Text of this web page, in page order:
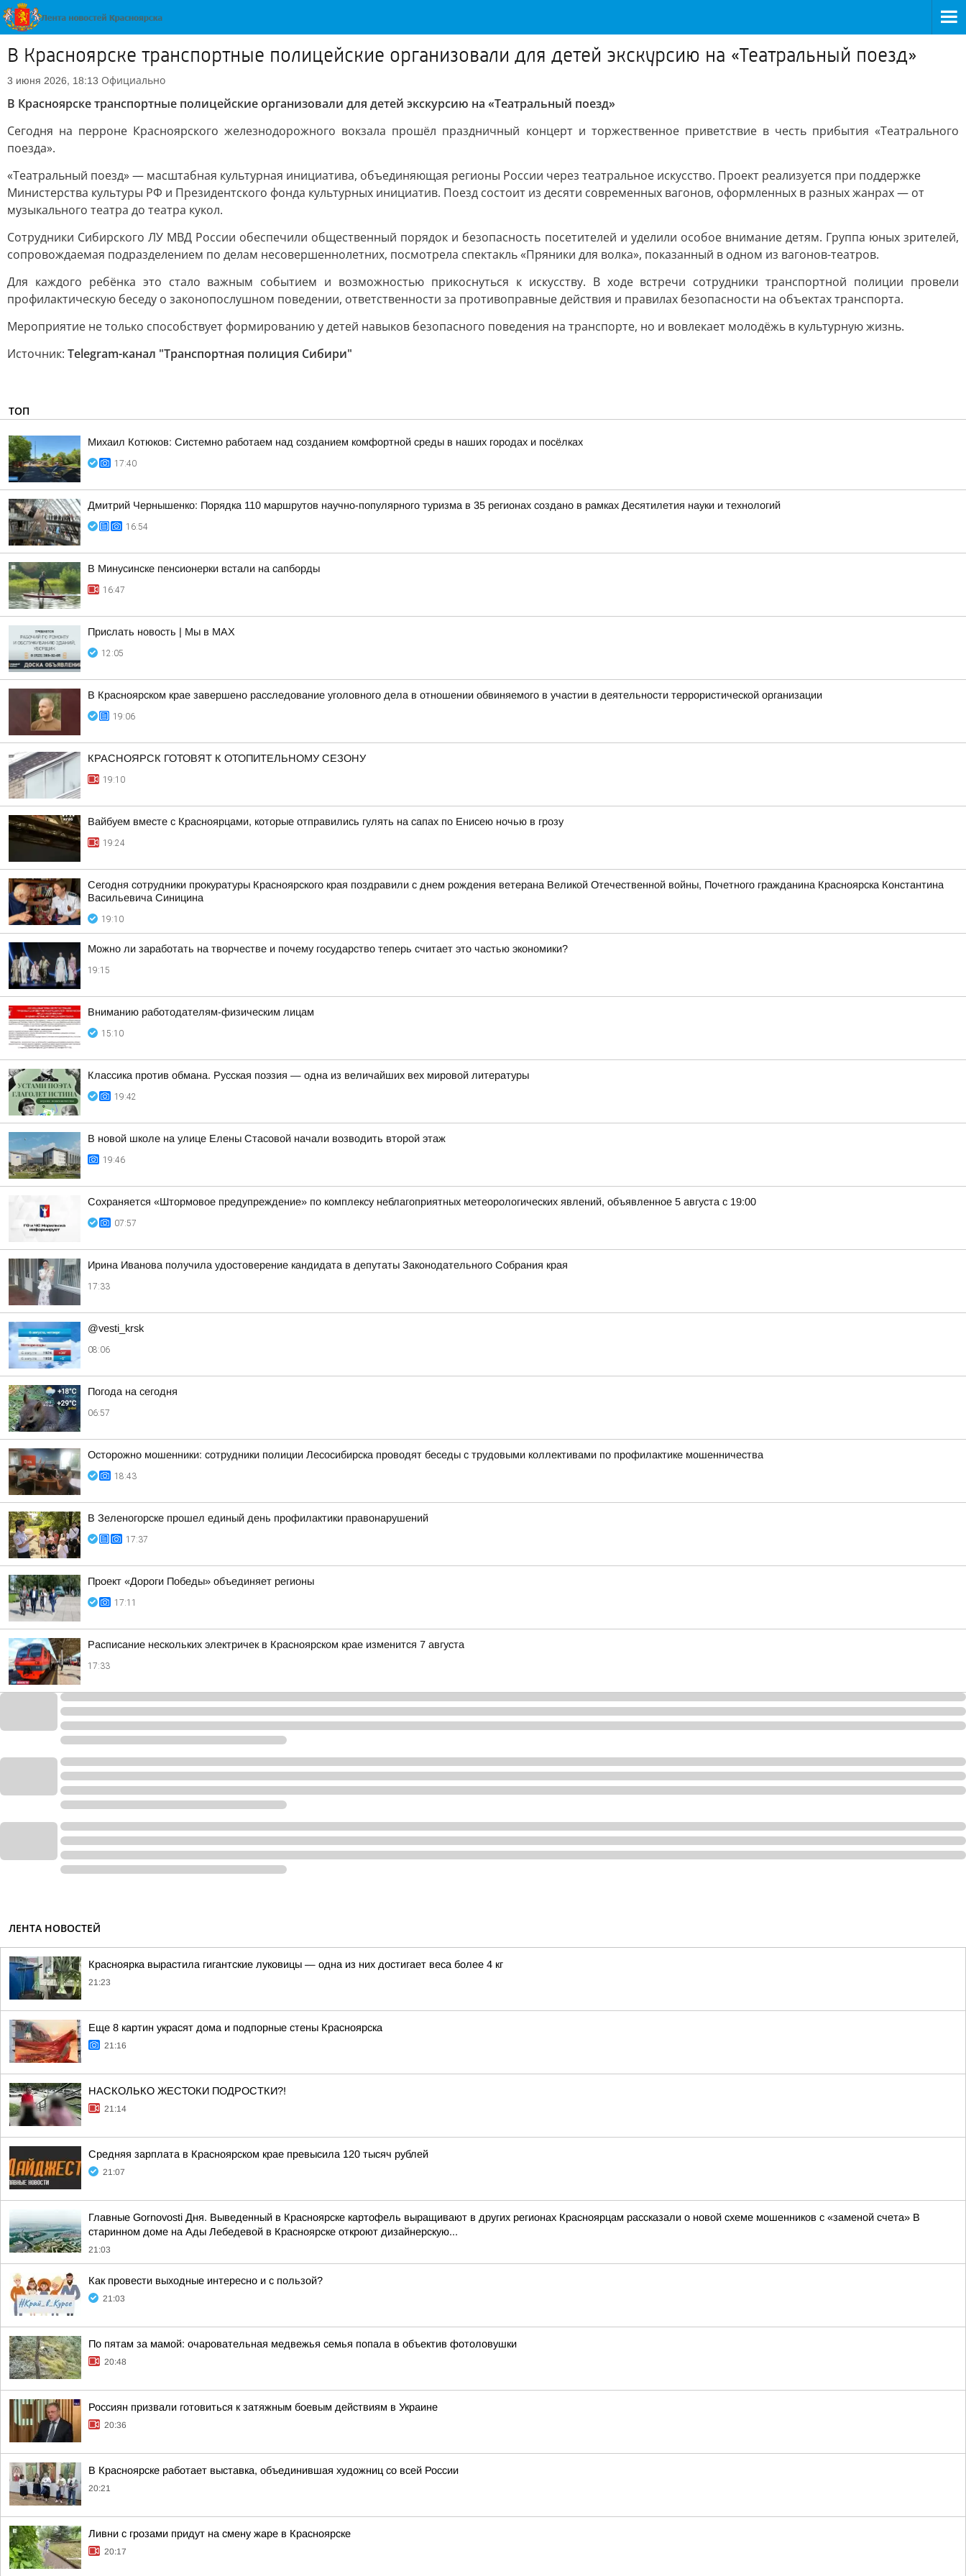
В Красноярске транспортные полицейские организовали для детей экскурсию на «Театральный поезд»
3 июня 2026, 18:13 Официально
В Красноярске транспортные полицейские организовали для детей экскурсию на «Театральный поезд»
Сегодня на перроне Красноярского железнодорожного вокзала прошёл праздничный концерт и торжественное приветствие в честь прибытия «Театрального
поезда».
«Театральный поезд» — масштабная культурная инициатива, объединяющая регионы России через театральное искусство. Проект реализуется при поддержке
Министерства культуры РФ и Президентского фонда культурных инициатив. Поезд состоит из десяти современных вагонов, оформленных в разных жанрах — от
музыкального театра до театра кукол.
Сотрудники Сибирского ЛУ МВД России обеспечили общественный порядок и безопасность посетителей и уделили особое внимание детям. Группа юных зрителей,
сопровождаемая подразделением по делам несовершеннолетних, посмотрела спектакль «Пряники для волка», показанный в одном из вагонов-театров.
Для каждого ребёнка это стало важным событием и возможностью прикоснуться к искусству. В ходе встречи сотрудники транспортной полиции провели
профилактическую беседу о законопослушном поведении, ответственности за противоправные действия и правилах безопасности на объектах транспорта.
Мероприятие не только способствует формированию у детей навыков безопасного поведения на транспорте, но и вовлекает молодёжь в культурную жизнь.
Источник: Telegram-канал "Транспортная полиция Сибири"
ТОП
Михаил Котюков: Системно работаем над созданием комфортной среды в наших городах и посёлках
17:40
Дмитрий Чернышенко: Порядка 110 маршрутов научно-популярного туризма в 35 регионах создано в рамках Десятилетия науки и технологий
16:54
В Минусинске пенсионерки встали на сапборды
16:47
Прислать новость | Мы в MAX
12:05
В Красноярском крае завершено расследование уголовного дела в отношении обвиняемого в участии в деятельности террористической организации
19:06
КРАСНОЯРСК ГОТОВЯТ К ОТОПИТЕЛЬНОМУ СЕЗОНУ
19:10
Вайбуем вместе с Красноярцами, которые отправились гулять на сапах по Енисею ночью в грозу
19:24
Сегодня сотрудники прокуратуры Красноярского края поздравили с днем рождения ветерана Великой Отечественной войны, Почетного гражданина Красноярска Константина
Васильевича Синицина
19:10
Можно ли заработать на творчестве и почему государство теперь считает это частью экономики?
19:15
Вниманию работодателям-физическим лицам
15:10
Классика против обмана. Русская поэзия — одна из величайших вех мировой литературы
19:42
В новой школе на улице Елены Стасовой начали возводить второй этаж
19:46
Сохраняется «Штормовое предупреждение» по комплексу неблагоприятных метеорологических явлений, объявленное 5 августа с 19:00
07:57
Ирина Иванова получила удостоверение кандидата в депутаты Законодательного Собрания края
17:33
@vesti_krsk
08:06
Погода на сегодня
06:57
Осторожно мошенники: сотрудники полиции Лесосибирска проводят беседы с трудовыми коллективами по профилактике мошенничества
18:43
В Зеленогорске прошел единый день профилактики правонарушений
17:37
Проект «Дороги Победы» объединяет регионы
17:11
Расписание нескольких электричек в Красноярском крае изменится 7 августа
17:33
ЛЕНТА НОВОСТЕЙ
Красноярка вырастила гигантские луковицы — одна из них достигает веса более 4 кг
21:23
Еще 8 картин украсят дома и подпорные стены Красноярска
21:16
НАСКОЛЬКО ЖЕСТОКИ ПОДРОСТКИ?!
21:14
Средняя зарплата в Красноярском крае превысила 120 тысяч рублей
21:07
Главные Gornovosti Дня. Выведенный в Красноярске картофель выращивают в других регионах Красноярцам рассказали о новой схеме мошенников с «заменой счета» В
старинном доме на Ады Лебедевой в Красноярске откроют дизайнерскую...
21:03
Как провести выходные интересно и с пользой?
21:03
По пятам за мамой: очаровательная медвежья семья попала в объектив фотоловушки
20:48
Россиян призвали готовиться к затяжным боевым действиям в Украине
20:36
В Красноярске работает выставка, объединившая художниц со всей России
20:21
Ливни с грозами придут на смену жаре в Красноярске
20:17